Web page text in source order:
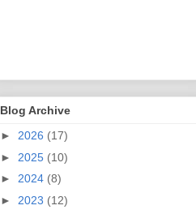
Blog Archive
► 2026 (17)
► 2025 (10)
► 2024 (8)
► 2023 (12)